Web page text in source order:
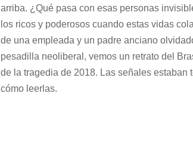
arriba. ¿Qué pasa con esas personas
los ricos y poderosos cuando estas vidas
de una empleada y un padre anciano
pesadilla neoliberal, vemos un retrato del
de la tragedia de 2018. Las señales estaban
cómo leerlas.